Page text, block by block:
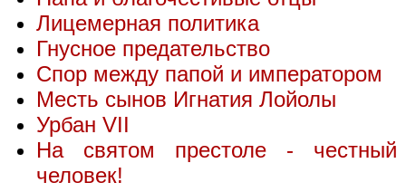
Лицемерная политика
Гнусное предательство
Спор между папой и императором
Месть сынов Игнатия Лойолы
Урбан VII
На святом престоле - честный
человек!